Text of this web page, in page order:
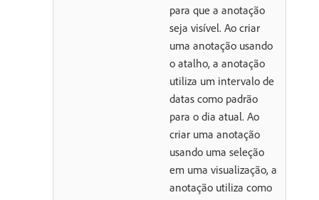
para que a anotação
seja visível. Ao criar
uma anotação usando
o atalho, a anotação
utiliza um intervalo de
datas como padrão
para o dia atual. Ao
criar uma anotação
usando uma seleção
em uma visualização, a
anotação utiliza como